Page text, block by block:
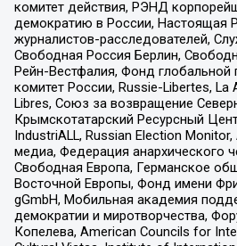
комитет действия, РЭНД
демократию в России, Настоящая
журналистов-расследователей,
Свободная Россия Берлин,
Рейн-Вестфалия, Фонд
комитет России, Russie-Libertes, La
Libres, Союз за возвращение
Крымскотатарский Ресурсный
IndustriALL, Russian Election
медиа, Федерация анархического
Свободная Европа, Германское
Восточной Европы, Фонд имени
gGmbH, Мобильная академия
демократии и миротворчества,
Копелева, American Councils for